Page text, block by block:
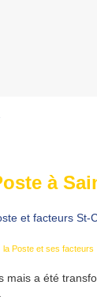
à
la Poste et ses facteurs
mais a été